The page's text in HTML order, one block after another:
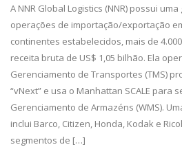
A NNR Global Logistics (NNR) possui
operações de importação/exportação
continentes estabelecidos, mais de
receita bruta de US$ 1,05 bilhão. Ela
Gerenciamento de Transportes (TMS)
“vNext” e usa o Manhattan SCALE para
Gerenciamento de Armazéns (WMS).
inclui Barco, Citizen, Honda, Kodak e
segmentos de […]